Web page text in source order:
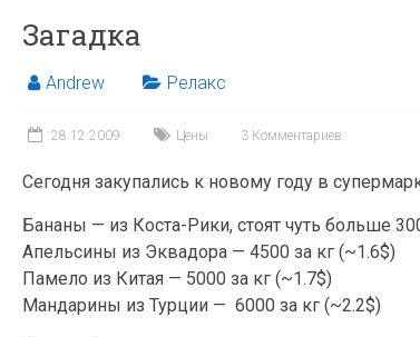
Загадка
Andrew Релакс
28.12.2009 Цены 3 Комментариев
Сегодня закупались к новому году в
Бананы — из Коста-Рики, стоят чуть больше
Апельсины из Эквадора — 4500 за кг (~1.6$)
Памело из Китая — 5000 за кг (~1.7$)
Мандарины из Турции — 6000 за кг (~2.2$)